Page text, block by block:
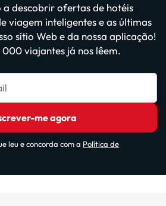
a descobrir ofertas de hotéis
viagem inteligentes e as últimas
sítio Web e da nossa aplicação!
viajantes já nos lêem.
me agora
leu e concorda com a Política de